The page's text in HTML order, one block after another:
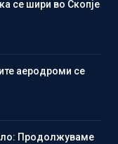
се шири во Скопје
аеродроми се
Продолжуваме